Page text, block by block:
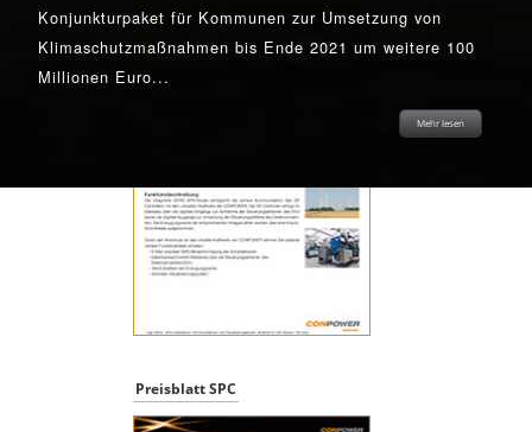
Konjunkturpaket für Kommunen zur Umsetzung von
Klimaschutzmaßnahmen bis Ende 2021 um weitere 100
Millionen Euro...
Mehr lesen
Mehr lesen
Mehr lesen
Mehr lesen
Mehr lesen
Preisblatt SPC